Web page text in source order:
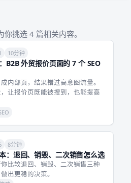
挑选 4 篇相关内容。
10分钟
B2B 外贸报价页面的 7 个 SEO
内部页，结果错过高意图流量。
让报价页既能被搜到，也能提高
8分钟
：退回、销毁、二次销售怎么选
比较退回、销毁、二次销售三种
出更稳的决策。